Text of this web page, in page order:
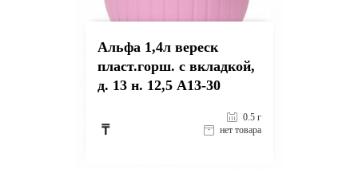
Альфа 1,4л вереск
пласт.горш. с вкладкой,
д. 13 н. 12,5 А13-30
₸
0.5 г
нет товара